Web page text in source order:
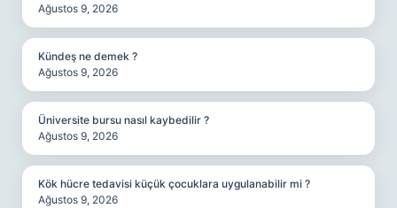
Ağustos 9, 2026
Kündeş ne demek ?
Ağustos 9, 2026
Üniversite bursu nasıl kaybedilir ?
Ağustos 9, 2026
Kök hücre tedavisi küçük çocuklara uygulanabilir mi ?
Ağustos 9, 2026